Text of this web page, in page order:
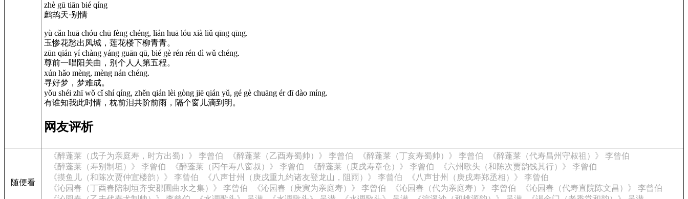
zhè gū tiān bié qíng
鹧鸪天·别情
yù cǎn huā chóu chū fèng chéng, lián huā lóu xià liǔ qīng qīng.
玉惨花愁出凤城，莲花楼下柳青青。
zūn qián yí chàng yáng guān qū, bié gè rén rén dì wǔ chéng.
尊前一唱阳关曲，别个人人第五程。
xún hǎo mèng, mèng nán chéng.
寻好梦，梦难成。
yǒu shéi zhī wǒ cǐ shí qíng, zhěn qián lèi gòng jiē qián yǔ, gé gè chuāng ér dī dào míng.
有谁知我此时情，枕前泪共阶前雨，隔个窗儿滴到明。
网友评析
随便看
《醉蓬莱（戊子为亲庭寿，时方出蜀）》 李曾伯 《醉蓬莱（乙酉寿蜀帅）》 李曾伯 《醉蓬莱（丁亥寿蜀帅）》 李曾伯
《醉蓬莱（代寿昌州守叔祖）》 李曾伯
《醉蓬莱（寿别制垣）》 李曾伯
《醉蓬莱（丙午寿八窗叔）》 李曾伯 《醉蓬莱（庚戌寿章仓）》 李曾伯
《六州歌头（和陈次贾韵饯其行）》 李曾伯
《摸鱼儿（和陈次贾仲宣楼韵）》 李曾伯
《八声甘州（庚戌重九约诸友登龙山，阻雨）》 李曾伯
《八声甘州（庚戌寿郑丞相）》 李曾伯
《沁园春（丁酉春陪制垣齐安郡圃曲水之集）》 李曾伯
《沁园春（庚寅为亲庭寿）》 李曾伯 《沁园春（代为亲庭寿）》 李曾伯
《沁园春（代寿直院陈文昌）》 李曾伯